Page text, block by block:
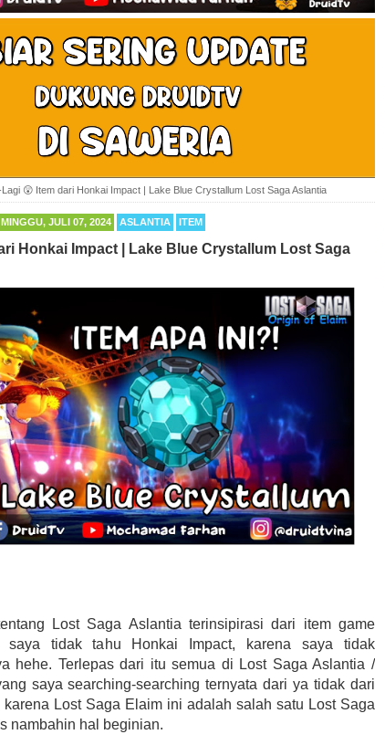
Lagi 😲 Item dari Honkai Impact | Lake Blue Crystallum Lost Saga Aslantia
MINGGU, JULI 07, 2024 ASLANTIA ITEM
Honkai Impact | Lake Blue Crystallum Lost Saga
Lost Saga Aslantia terinsipirasi dari item game
saya tidak tahu Honkai Impact, karena saya tidak
hehe. Terlepas dari itu semua di Lost Saga Aslantia /
saya searching-searching ternyata dari ya tidak dari
Lost Saga Elaim ini adalah salah satu Lost Saga
nambahin hal beginian.